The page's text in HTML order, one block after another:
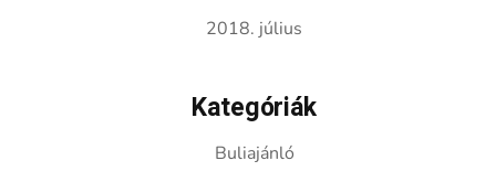
2018. július
Kategóriák
Buliajánló